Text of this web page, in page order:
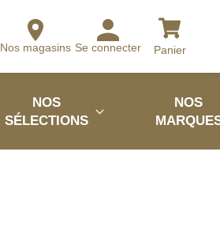
Nos magasins Se connecter Panier
NOS
SÉLECTIONS
NOS